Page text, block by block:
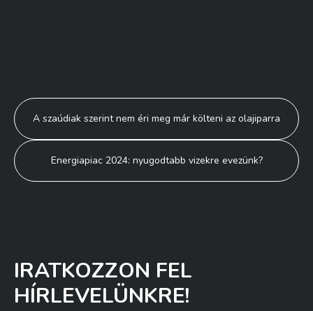
Bejegyzés
navigáció
A szaúdiak szerint nem éri meg már költeni az olajiparra
Energiapiac 2024: nyugodtabb vizekre evezünk?
IRATKOZZON FEL
HÍRLEVELÜNKRE!